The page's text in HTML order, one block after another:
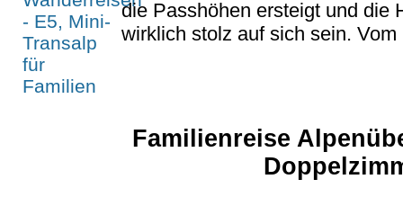
die Passhöhen ersteigt und die
wirklich stolz auf sich sein. Vom
Familienreise